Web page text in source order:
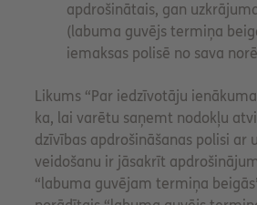
apdrošinātais, gan
(labuma guvējs termiņa
iemaksas polisē no sava
Likums “Par iedzīvotāju
ka, lai varētu saņemt nodokļu
dzīvības apdrošināšanas polisi ar
veidošanu ir jāsakrīt
“labuma guvējam termiņa